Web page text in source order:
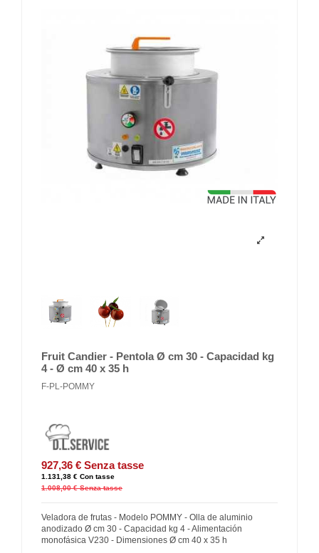
Fruit Candier - Pentola Ø cm 30 - Capacidad kg
4 - Ø cm 40 x 35 h
F-PL-POMMY
927,36 € Senza tasse
1.131,38 € Con tasse
1.008,00 € Senza tasse
Veladora de frutas - Modelo POMMY - Olla de aluminio
anodizado Ø cm 30 - Capacidad kg 4 - Alimentación
monofásica V230 - Dimensiones Ø cm 40 x 35 h